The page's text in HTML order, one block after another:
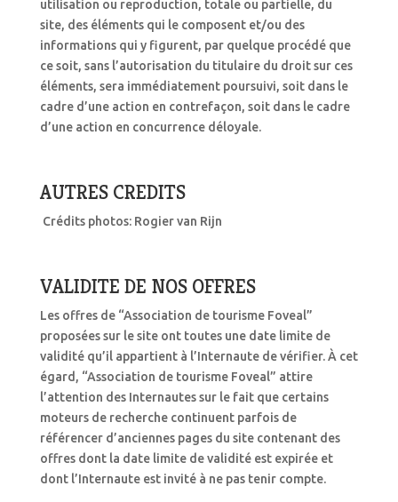
utilisation ou reproduction, totale ou partielle, du
site, des éléments qui le composent et/ou des
informations qui y figurent, par quelque procédé que
ce soit, sans l’autorisation du titulaire du droit sur ces
éléments, sera immédiatement poursuivi, soit dans le
cadre d’une action en contrefaçon, soit dans le cadre
d’une action en concurrence déloyale.
AUTRES CREDITS
Crédits photos: Rogier van Rijn
VALIDITE DE NOS OFFRES
Les offres de “Association de tourisme Foveal”
proposées sur le site ont toutes une date limite de
validité qu’il appartient à l’Internaute de vérifier. À cet
égard, “Association de tourisme Foveal” attire
l’attention des Internautes sur le fait que certains
moteurs de recherche continuent parfois de
référencer d’anciennes pages du site contenant des
offres dont la date limite de validité est expirée et
dont l’Internaute est invité à ne pas tenir compte.